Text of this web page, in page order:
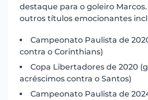
destaque para o goleiro
outros títulos emocionantes
Campeonato Paulista de
contra o Corinthians)
Copa Libertadores de 2020
acréscimos contra o Santos)
Campeonato Paulista de